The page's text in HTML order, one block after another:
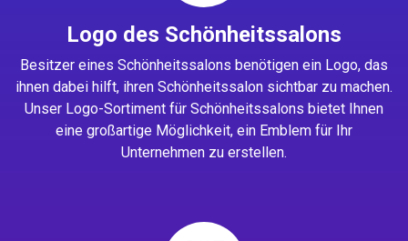
Logo des Schönheitssalons
Besitzer eines Schönheitssalons benötigen ein Logo, das
ihnen dabei hilft, ihren Schönheitssalon sichtbar zu machen.
Unser Logo-Sortiment für Schönheitssalons bietet Ihnen
eine großartige Möglichkeit, ein Emblem für Ihr
Unternehmen zu erstellen.